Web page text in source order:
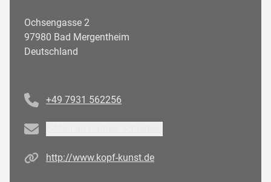
Ochsengasse 2
97980 Bad Mergentheim
Deutschland
+49 7931 562256
Email
Homepagehttp://www.kopf-kunst.de